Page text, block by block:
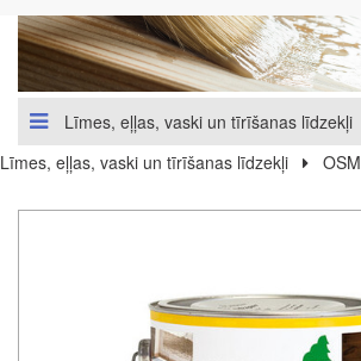
Līmes, eļļas, vaski un tīrīšanas līdzekļi
Līmes, eļļas, vaski un tīrīšanas līdzekļi